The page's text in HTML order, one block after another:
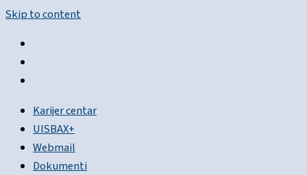
Skip to content
Karijer centar
UISBAX+
Webmail
Dokumenti